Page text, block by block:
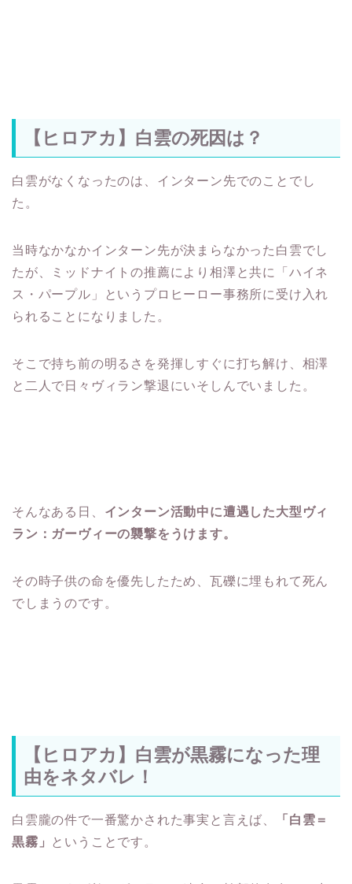
【ヒロアカ】白雲の死因は？
白雲がなくなったのは、インターン先でのことでし
た。
当時なかなかインターン先が決まらなかった白雲でし
たが、ミッドナイトの推薦により相澤と共に「ハイネ
ス・パープル」というプロヒーロー事務所に受け入れ
られることになりました。
そこで持ち前の明るさを発揮しすぐに打ち解け、相澤
と二人で日々ヴィラン撃退にいそしんでいました。
そんなある日、 インターン活動中に遭遇した大型ヴィ
ラン：ガーヴィーの襲撃をうけます。
その時子供の命を優先したため、瓦礫に埋もれて死ん
でしまうのです。
【ヒロアカ】白雲が黒霧になった理
由をネタバレ！
白雲朧の件で一番驚かされた事実と言えば、
「白雲＝
黒霧」
ということです。